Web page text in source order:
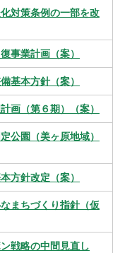
対策条例の一部を改
事業計画（案）
基本方針（案）
画（第６期）（案）
公園（美ヶ原地域）
方針改定（案）
まちづくり指針（仮
戦略の中間見直し